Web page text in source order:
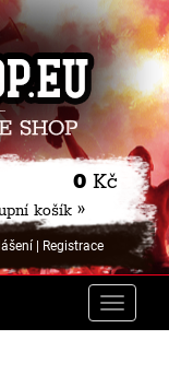
0 Kč
košík »
| Registrace
Toggle